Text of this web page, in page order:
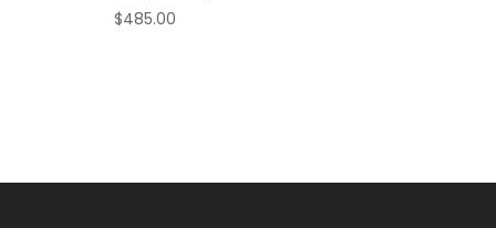
$485.00